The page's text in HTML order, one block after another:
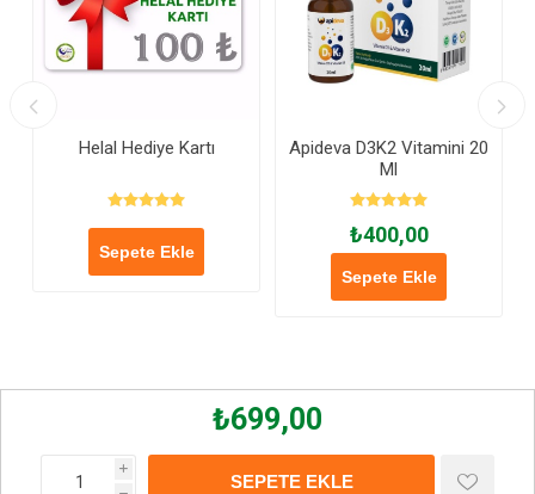
₺699,00
i
SEPETE EKLE
Helal Hediye Kartı
Sepete Ekle
Apideva D3K2 Vitamini 20
Ml
₺400,00
Sepete Ekle